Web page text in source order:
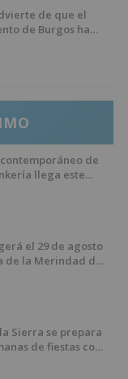
de que el
de Burgos ha
de
llega este
el 29 de agosto
de la Merindad de
Sierra se prepara
de fiestas con